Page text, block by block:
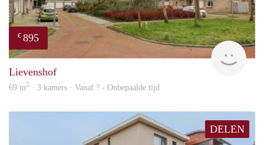
€ 895
rent
Lievenshof
69 m2 · 3 kamers · Vanaf ? - Onbepaalde tijd
DELEN